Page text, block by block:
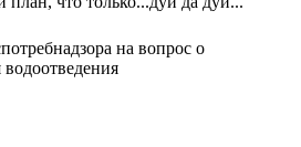
на вопрос о